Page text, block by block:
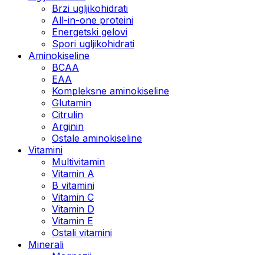
Brzi ugljikohidrati
All-in-one proteini
Energetski gelovi
Spori ugljikohidrati
Aminokiseline
BCAA
EAA
Kompleksne aminokiseline
Glutamin
Citrulin
Arginin
Ostale aminokiseline
Vitamini
Multivitamin
Vitamin A
B vitamini
Vitamin C
Vitamin D
Vitamin E
Ostali vitamini
Minerali